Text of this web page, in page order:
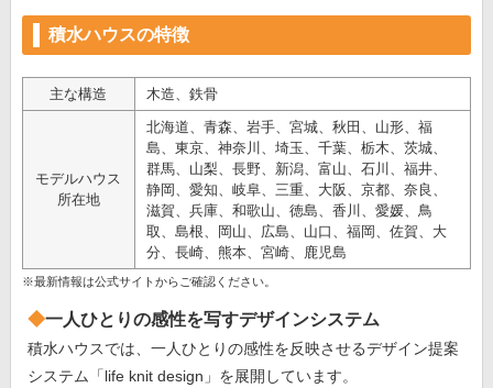
積水ハウスの特徴
主な構造 木造、鉄骨
モデルハウス
所在地
北海道、青森、岩手、宮城、秋田、山形、福
島、東京、神奈川、埼玉、千葉、栃木、茨城、
群馬、山梨、長野、新潟、富山、石川、福井、
静岡、愛知、岐阜、三重、大阪、京都、奈良、
滋賀、兵庫、和歌山、徳島、香川、愛媛、鳥
取、島根、岡山、広島、山口、福岡、佐賀、大
分、長崎、熊本、宮崎、鹿児島
※最新情報は公式サイトからご確認ください。
一人ひとりの感性を写すデザインシステム
積水ハウスでは、一人ひとりの感性を反映させるデザイン提案
システム「life knit design」を展開しています。